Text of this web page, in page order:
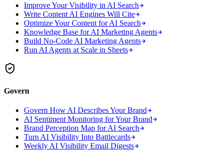
Improve Your Visibility in AI Search
Write Content AI Engines Will Cite
Optimize Your Content for AI Search
Knowledge Base for AI Marketing Agents
Build No-Code AI Marketing Agents
Run AI Agents at Scale in Sheets
Govern
Govern How AI Describes Your Brand
AI Sentiment Monitoring for Your Brand
Brand Perception Map for AI Search
Turn AI Visibility Into Battlecards
Weekly AI Visibility Email Digests